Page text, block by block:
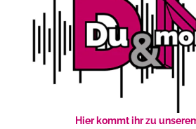
Hier kommt ihr zu